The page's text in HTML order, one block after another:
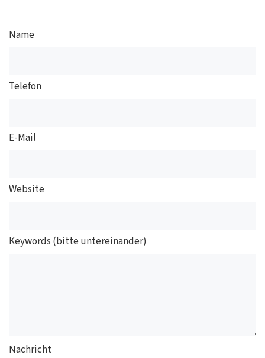
Name
Telefon
E-Mail
Website
Keywords (bitte untereinander)
Nachricht